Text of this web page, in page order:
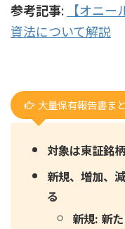
参考記事:
【オニ
資法について解説
大量保有報告書ま
対象は東証銘
新規、増加、
る
新規: 新